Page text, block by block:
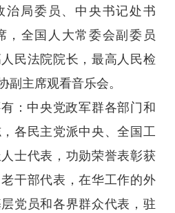
局委员、中央书记处书
，全国人大常委会副委员
民法院院长，最高人民检
主席观看音乐会。
中央党政军群各部门和
各民主党派中央、全国工
士代表，功勋荣誉表彰获
干部代表，在华工作的外
党员和各界群众代表，驻